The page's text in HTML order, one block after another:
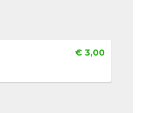
€ 3,00